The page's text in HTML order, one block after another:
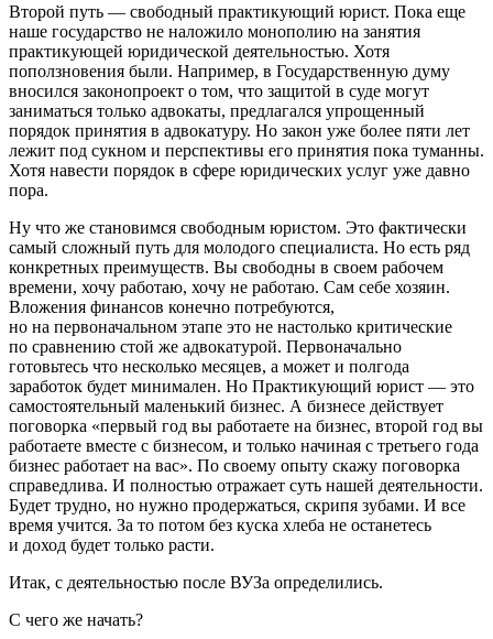
Второй путь — свободный практикующий юрист. Пока еще
наше государство не наложило монополию на занятия
практикующей юридической деятельностью. Хотя
поползновения были. Например, в Государственную думу
вносился законопроект о том, что защитой в суде могут
заниматься только адвокаты, предлагался упрощенный
порядок принятия в адвокатуру. Но закон уже более пяти лет
лежит под сукном и перспективы его принятия пока туманны.
Хотя навести порядок в сфере юридических услуг уже давно
пора.
Ну что же становимся свободным юристом. Это фактически
самый сложный путь для молодого специалиста. Но есть ряд
конкретных преимуществ. Вы свободны в своем рабочем
времени, хочу работаю, хочу не работаю. Сам себе хозяин.
Вложения финансов конечно потребуются,
но на первоначальном этапе это не настолько критические
по сравнению стой же адвокатурой. Первоначально
готовьтесь что несколько месяцев, а может и полгода
заработок будет минимален. Но Практикующий юрист — это
самостоятельный маленький бизнес. А бизнесе действует
поговорка «первый год вы работаете на бизнес, второй год вы
работаете вместе с бизнесом, и только начиная с третьего года
бизнес работает на вас». По своему опыту скажу поговорка
справедлива. И полностью отражает суть нашей деятельности.
Будет трудно, но нужно продержаться, скрипя зубами. И все
время учится. За то потом без куска хлеба не останетесь
и доход будет только расти.
Итак, с деятельностью после ВУЗа определились.
С чего же начать?